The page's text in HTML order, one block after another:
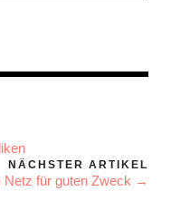
NÄCHSTER ARTIKEL
Netz für guten Zweck →